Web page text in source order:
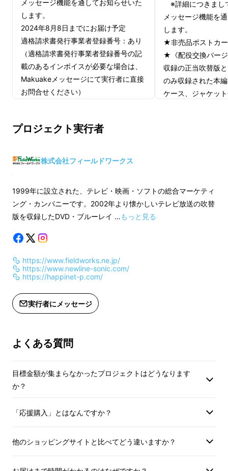
シリーズの中でも熱い支持を集める作品
れていませんでした。今回、記念すべき 国内初
4K UHD化を機に、「TV洋画劇場全盛期」の
ような豪華な実力派声優を配した吹替版
ト・オブ・ザ・リビングデッド』、『トラウ
回も吹替版の魅力を皆様に存分に楽しんでいた
メッセージ機能を通してお知らせいた
します。
2024年8月8日までにお届け予定
適格請求書発行事業者登録番号：あり
（適格請求書発行事業者登録番号の記
載のあるインボイスが必要な場合は、
Makuakeメッセージにて実行者に直接
お問合せください）
※詳細につきまし
メッセージ機能を
します。
★非売品ポストカ
★《配役交換バー
収録の正当吹替版
のみ収録された本
ケース、ジャケッ
載のあるインボイ
Makuakeメッセー
プロジェクト実行者
株式会社フィールドワークス
1999年に設立された、テレビ・映画・ソフトの総合マーケティ
ング・カンパニーです。2002年より懐かしいテレビ放送の吹替
版を収録したDVD・ブルーレイ …もっと見る
https://www.fieldworks.ne.jp/
https://www.newline-sonic.com/
https://happinet-p.com/
実行者にメッセージ
よくある質問
目標金額が集まらなかったプロジェクトはどうなります
か？
「応援購入」とはなんですか？
他のショッピングサイトと比べてどう違いますか？